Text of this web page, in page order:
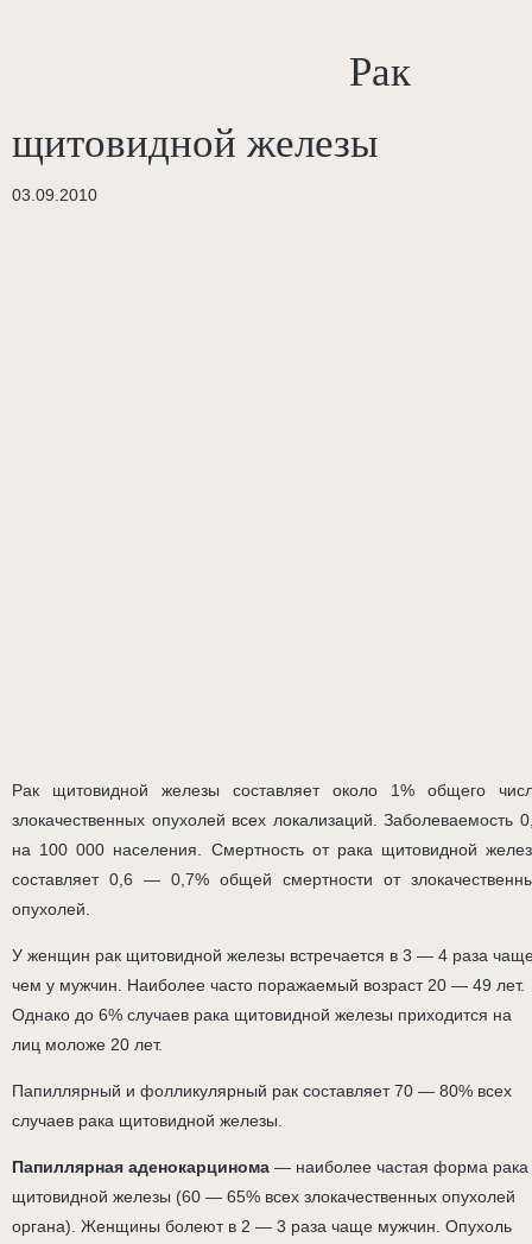
Рак
щитовидной железы
03.09.2010
Рак щитовидной железы составляет около 1% общего
злокачественных опухолей всех локализаций. Заболеваемость
на 100 000 населения. Смертность от рака щитовидной
составляет 0,6 — 0,7% общей смертности от
опухолей.
У женщин рак щитовидной железы встречается в 3 — 4 раза
чем у мужчин. Наиболее часто поражаемый возраст 20 — 49 лет.
Однако до 6% случаев рака щитовидной железы приходится на
лиц моложе 20 лет.
Папиллярный и фолликулярный рак составляет 70 — 80% всех
случаев рака щитовидной железы.
Папиллярная аденокарцинома — наиболее частая форма рака
щитовидной железы (60 — 65% всех злокачественных опухолей
органа). Женщины болеют в 2 — 3 раза чаще мужчин. Опухоль